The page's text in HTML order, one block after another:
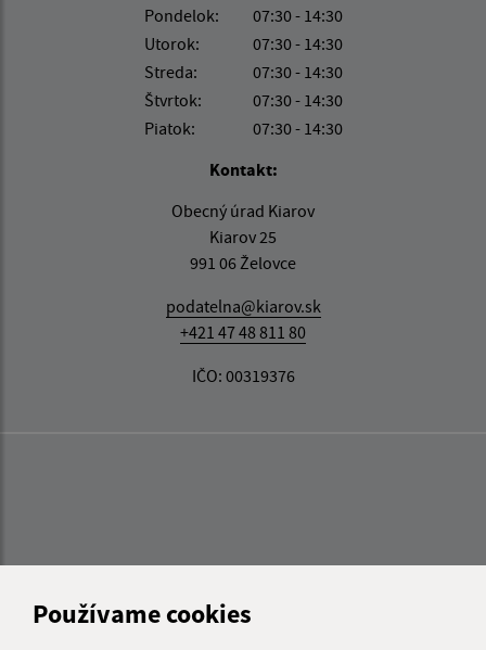
Používame cookies
Pondelok:
07:30 - 14:30
Utorok:
07:30 - 14:30
Streda:
07:30 - 14:30
Štvrtok:
07:30 - 14:30
Piatok:
07:30 - 14:30
Kontakt:
Obecný úrad Kiarov
Kiarov 25
991 06 Želovce
podatelna@kiarov.sk
+421 47 48 811 80
IČO: 00319376